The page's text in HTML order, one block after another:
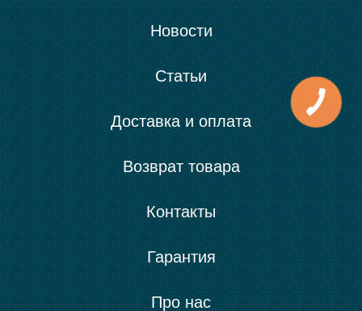
Новости
Статьи
Доставка и оплата
Возврат товара
Контакты
Гарантия
Про нас